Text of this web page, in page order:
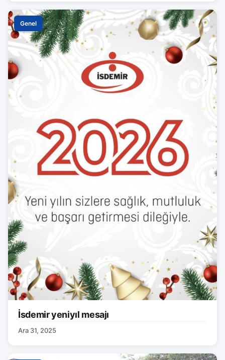
Genel
İsdemir yeniyıl mesajı
Ara 31, 2025